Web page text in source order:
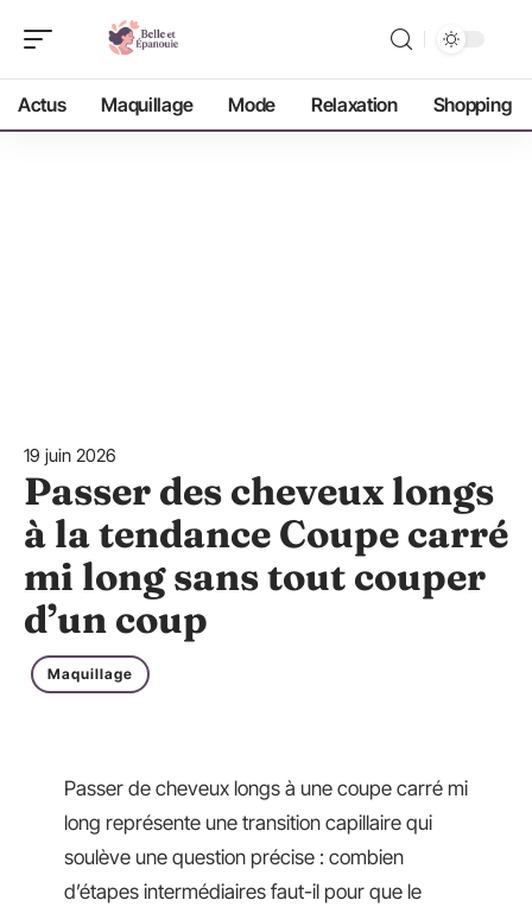
Actus Maquillage Mode Relaxation Shopping
19 juin 2026
Passer des cheveux longs
à la tendance Coupe carré
mi long sans tout couper
d’un coup
Maquillage
Passer de cheveux longs à une coupe carré mi
long représente une transition capillaire qui
soulève une question précise : combien
d’étapes intermédiaires faut-il pour que le